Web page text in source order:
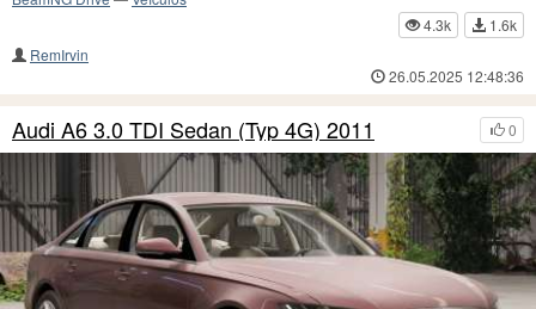
4.3k
1.6k
RemIrvin
26.05.2025 12:48:36
0
Audi A6 3.0 TDI Sedan (Typ 4G) 2011